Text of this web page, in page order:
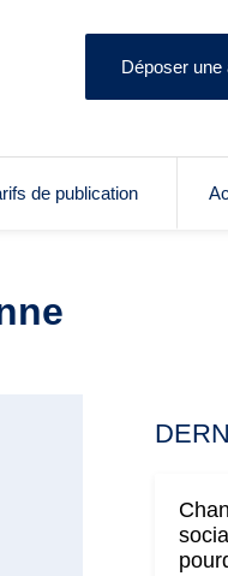
Déposer une
de publication